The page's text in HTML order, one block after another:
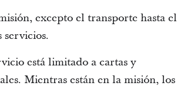
excepto el transporte hasta el
está limitado a cartas y
Mientras están en la misión, los